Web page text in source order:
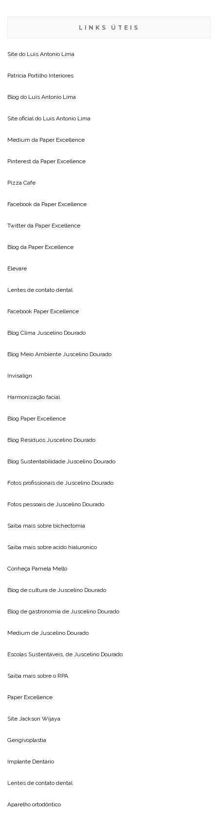
LINKS ÚTEIS
Site do Luis Antonio Lima
Patricia Portilho Interiores
Blog do Luis Antonio Lima
Site oficial do Luis Antonio Lima
Medium da Paper Excellence
Pinterest da Paper Excellence
Pizza Cafe
Facebook da Paper Excellence
Twitter da Paper Excellence
Blog da Paper Excellence
Elevare
Lentes de contato dental
Facebook Paper Excellence
Blog Clima Juscelino Dourado
Blog Meio Ambiente Juscelino Dourado
Invisalign
Harmonização facial
Blog Paper Excellence
Blog Resíduos Juscelino Dourado
Blog Sustentabilidade Juscelino Dourado
Fotos profissionais de Juscelino Dourado
Fotos pessoais de Juscelino Dourado
Saiba mais sobre bichectomia
Saiba mais sobre acido hialuronico
Conheça Pamela Mello
Blog de cultura de Juscelino Dourado
Blog de gastronomia de Juscelino Dourado
Medium de Juscelino Dourado
Escolas Sustentáveis, de Juscelino Dourado
Saiba mais sobre o RPA
Paper Excellence
Site Jackson Wijaya
Gengivoplastia
Implante Dentário
Lentes de contato dental
Aparelho ortodôntico